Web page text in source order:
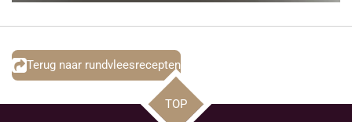
Terug naar rundvleesrecepten
TOP